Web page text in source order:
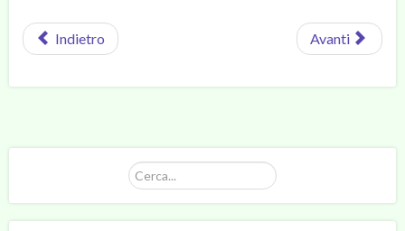
Indietro Avanti
Cerca...